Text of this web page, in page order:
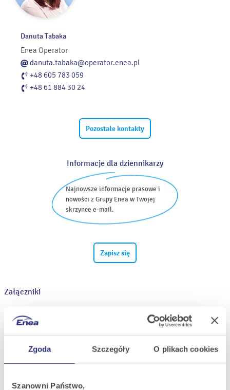
Zgoda Szczegóły O plikach cookies
Szanowni Państwo,
Danuta Tabaka
Enea Operator
danuta.tabaka@operator.enea.pl
+48 605 783 059
+48 61 884 30 24
Pozostałe kontakty
Informacje dla dziennikarzy
Najnowsze informacje prasowe i
nowości z Grupy Enea w Twojej
skrzynce e-mail.
Zapisz się
Załączniki